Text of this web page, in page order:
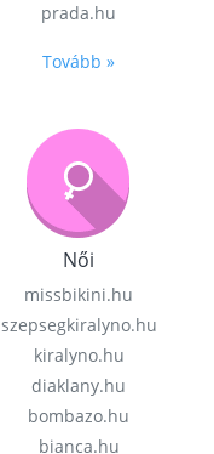
prada.hu
Tovább »
Női
missbikini.hu
szepsegkiralyno.hu
kiralyno.hu
diaklany.hu
bombazo.hu
bianca.hu